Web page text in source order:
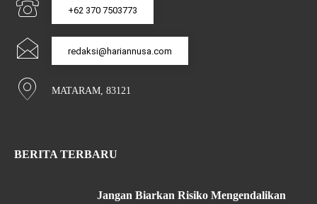
+62 370 7503773
redaksi@hariannusa.com
MATARAM, 83121
BERITA TERBARU
Jangan Biarkan Risiko Mengendalikan